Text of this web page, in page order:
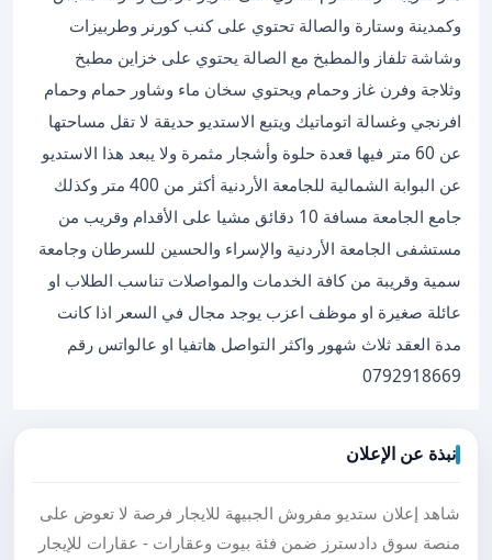
وكمدينة وستارة والصالة تحتوي على كنب كورنر وطربيزات
وشاشة تلفاز والمطبخ مع الصالة يحتوي على خزاين مطبخ
وثلاجة وفرن غاز وحمام ويحتوي سخان ماء وشاور حمام وحمام
افرنجي وغسالة اتوماتيك ويتبع الاستديو حديقة لا تقل مساحتها
عن 60 متر فيها قعدة حلوة وأشجار مثمرة ولا يبعد هذا الاستديو
عن البوابة الشمالية للجامعة الأردنية أكثر من 400 متر وكذلك
جامع الجامعة مسافة 10 دقائق مشيا على الأقدام وقريب من
مستشفى الجامعة الأردنية والإسراء والحسين للسرطان وجامعة
سمية وقريبة من كافة الخدمات والمواصلات تناسب الطلاب او
عائلة صغيرة او موظف اعزب يوجد مجال في السعر اذا كانت
مدة العقد ثلاث شهور واكثر التواصل هاتفيا او عالواتس رقم
0792918669
نبذة عن الإعلان
شاهد إعلان ستديو مفروش الجبيهة للايجار فرصة لا تعوض على
منصة سوق دادسترز ضمن فئة بيوت وعقارات - عقارات للإيجار